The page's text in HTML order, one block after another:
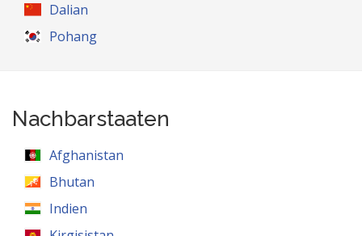
Dalian
Pohang
Nachbarstaaten
Afghanistan
Bhutan
Indien